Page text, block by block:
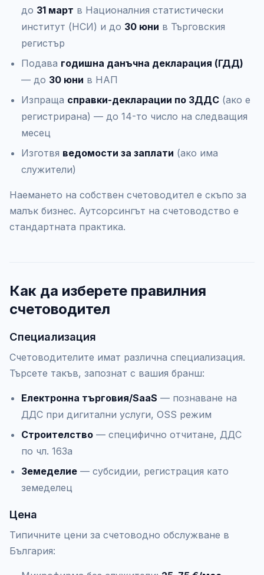
до 31 март в Националния статистически
институт (НСИ) и до 30 юни в Търговския
регистър
Подава годишна данъчна декларация (ГДД)
— до 30 юни в НАП
Изпраща справки-декларации по ЗДДС (ако е
регистрирана) — до 14-то число на следващия
месец
Изготвя ведомости за заплати (ако има
служители)
Наемането на собствен счетоводител е скъпо за
малък бизнес. Аутсорсингът на счетоводство е
стандартната практика.
Как да изберете правилния
счетоводител
Специализация
Счетоводителите имат различна специализация.
Търсете такъв, запознат с вашия бранш:
Електронна търговия/SaaS — познаване на
ДДС при дигитални услуги, OSS режим
Строителство — специфично отчитане, ДДС
по чл. 163а
Земеделие — субсидии, регистрация като
земеделец
Цена
Типичните цени за счетоводно обслужване в
България: